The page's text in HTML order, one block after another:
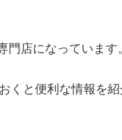
店になっています
くと便利な情報を